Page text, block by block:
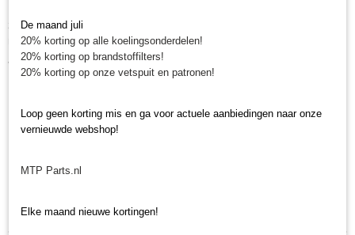
zijn voorzien van hamerklepels. De machines zijn ontworpen voor het
maaien van sloten, dijken en greppels.
Voor semiprofessioneel en professioneel gebruik.
Muratori MTL2-105 - werkbreedte 1,05 meter
De maand juli
20% korting op alle koelingsonderdelen!
20% korting op brandstoffilters!
20% korting op onze vetspuit en patronen!
Loop geen korting mis en ga voor actuele aanbiedingen naar onze
vernieuwde webshop!
MTP Parts.nl
Elke maand nieuwe kortingen!